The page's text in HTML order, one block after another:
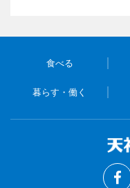
食べる
暮らす・働く